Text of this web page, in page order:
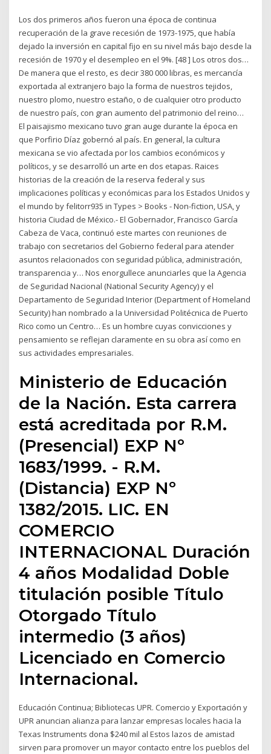
Los dos primeros años fueron una época de continua
recuperación de la grave recesión de 1973-1975, que había
dejado la inversión en capital fijo en su nivel más bajo desde la
recesión de 1970 y el desempleo en el 9%. [48 ] Los otros dos…
De manera que el resto, es decir 380 000 libras, es mercancía
exportada al extranjero bajo la forma de nuestros tejidos,
nuestro plomo, nuestro estaño, o de cualquier otro producto
de nuestro país, con gran aumento del patrimonio del reino…
El paisajismo mexicano tuvo gran auge durante la época en
que Porfirio Díaz gobernó al país. En general, la cultura
mexicana se vio afectada por los cambios económicos y
políticos, y se desarrolló un arte en dos etapas. Raices
historias de la creación de la reserva federal y sus
implicaciones políticas y económicas para los Estados Unidos y
el mundo by felitorr935 in Types > Books - Non-fiction, USA, y
historia Ciudad de México.- El Gobernador, Francisco García
Cabeza de Vaca, continuó este martes con reuniones de
trabajo con secretarios del Gobierno federal para atender
asuntos relacionados con seguridad pública, administración,
transparencia y… Nos enorgullece anunciarles que la Agencia
de Seguridad Nacional (National Security Agency) y el
Departamento de Seguridad Interior (Department of Homeland
Security) han nombrado a la Universidad Politécnica de Puerto
Rico como un Centro… Es un hombre cuyas convicciones y
pensamiento se reflejan claramente en su obra así como en
sus actividades empresariales.
Ministerio de Educación
de la Nación. Esta carrera
está acreditada por R.M.
(Presencial) EXP Nº
1683/1999. - R.M.
(Distancia) EXP Nº
1382/2015. LIC. EN
COMERCIO
INTERNACIONAL Duración
4 años Modalidad Doble
titulación posible Título
Otorgado Título
intermedio (3 años)
Licenciado en Comercio
Internacional.
Educación Continua; Bibliotecas UPR. Comercio y Exportación y
UPR anuncian alianza para lanzar empresas locales hacia la
Texas Instruments dona $240 mil al Estos lazos de amistad
sirven para promover un mayor contacto entre los pueblos del